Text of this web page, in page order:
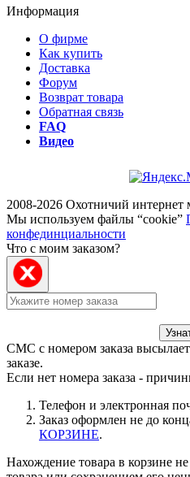
Информация
О фирме
Как купить
Доставка
Форум
Возврат товара
Обратная связь
FAQ
Видео
2008-2026 Охотничий интернет
Мы используем файлы “cookie”
конфединциальности
Что с моим заказом?
СМС с номером заказа
заказе.
Если нет номера заказа -
Телефон и электронная
Заказ оформлен не до
КОРЗИНЕ.
Нахождение товара в корзине